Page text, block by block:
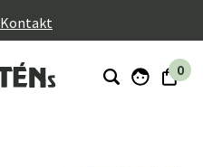
Kontakt
0